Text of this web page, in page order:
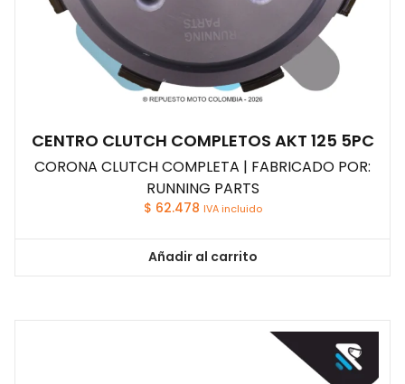
CENTRO CLUTCH COMPLETOS AKT 125 5PC
CORONA CLUTCH COMPLETA | FABRICADO POR:
RUNNING PARTS
$ 62.478 IVA incluido
Añadir al carrito